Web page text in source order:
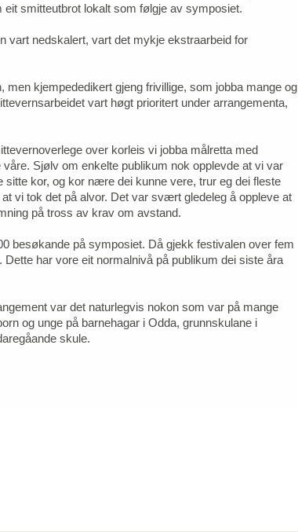
smitteutbrot lokalt som følgje av symposiet.
vart nedskalert, vart det mykje ekstraarbeid for
men kjempededikert gjeng frivillige, som jobba mange og
vart høgt prioritert under arrangementa,
over korleis vi jobba målretta med
Sjølv om enkelte publikum nok opplevde at vi var
sitte kor, og kor nære dei kunne vere, trur eg dei fleste
vi tok det på alvor. Det var svært gledeleg å oppleve at
på tross av krav om avstand.
besøkande på symposiet. Då gjekk festivalen over fem
Dette har vore eit normalnivå på publikum dei siste åra
var det naturlegvis nokon som var på mange
og unge på barnehagar i Odda, grunnskulane i
skule.